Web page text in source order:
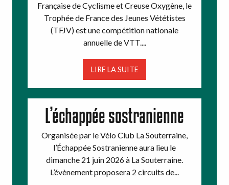
Française de Cyclisme et Creuse Oxygène, le
Trophée de France des Jeunes Vététistes
(TFJV) est une compétition nationale
annuelle de VTT....
LIRE LA SUITE
L’échappée sostranienne
Organisée par le Vélo Club La Souterraine,
l’Échappée Sostranienne aura lieu le
dimanche 21 juin 2026 à La Souterraine.
L’évènement proposera 2 circuits de...